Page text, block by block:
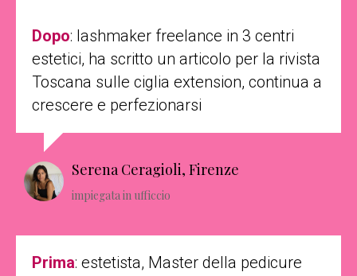
Dopo: lashmaker freelance in 3 centri
estetici, ha scritto un articolo per la rivista
Toscana sulle ciglia extension, continua a
crescere e perfezionarsi
Serena Ceragioli, Firenze
impiegata in ufficcio
Prima: estetista, Master della pedicure